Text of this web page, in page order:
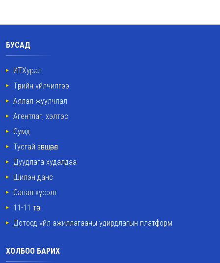
БУСАД
ИТХурал
Төрийн үйлчилгээ
Аялал жуулчлал
Агентлаг, хэлтэс
Сумд
Тусгай зөвшөөрөл
Дуудлага худалдаа
Шилэн данс
Санал хүсэлт
11-11 төв
Дотоод үйл ажиллагааны удирдлагын платформ
ХОЛБОО БАРИХ